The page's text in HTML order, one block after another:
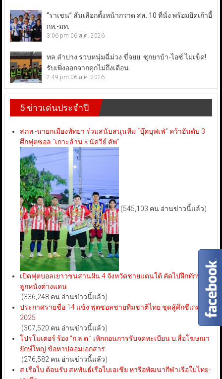
“ราเชน” ลั่นเลือกตั้งหน้ากวาด สส. 10 ที่นั่ง พร้อมยึดเก้าอี้
กห.-มท.
3:06 pm 06 ส.ค. 2026
ทล.ลำปาง รวบหนุ่มฉี่ม่วง ขี่จยย. ซุกยาบ้า-ไอซ์ ไม่เข็ด!
รับเพิ่งออกจากคุกไม่ถึงเดือน
2:49 pm 06 ส.ค. 2026
5 ข่าวเด่นประจำปี
สภท.-นายกเมืองพัทยา ร่วมสนับสนุนทีม “บุ๊คบุฟเฟ่” คว้าอันดับ 3
ศึกฟุตซอล “เกาะล้าน × นัควีย์ คัพ”
(545,103 คน อ่านข่าวนี้แล้ว)
เปิดฟุตบอลเยาวชนสานฝัน 4 จังหวัดชายแดนใต้ คัดไปฝึกทักษะ
ลูกหนังต่างแดน
(336,248 คน อ่านข่าวนี้แล้ว)
ประกาศรายชื่อ 14 แข้ง ฟุตซอลชายทีมชาติไทย ชุดสู้ศึกซีเกมส์
2025
(307,520 คน อ่านข่าวนี้แล้ว)
โปรโมเตอร์ ร้อง “ก.ล.ต.” เพิกถอนการรับจดทะเบียน บ.สื่อโฆษณา
ยักษ์ใหญ่ ข้อหาปลอมเอกสาร
(276,582 คน อ่านข่าวนี้แล้ว)
ส.เรือใบ ต้อนรับ สหพันธ์เรือใบเอเชีย หารือพัฒนากีฬาเรือใบไทย-